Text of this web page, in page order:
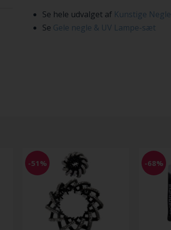
Se hele udvalget af Kunstige Negle
Se Gele negle & UV Lampe-sæt
-51% -68%